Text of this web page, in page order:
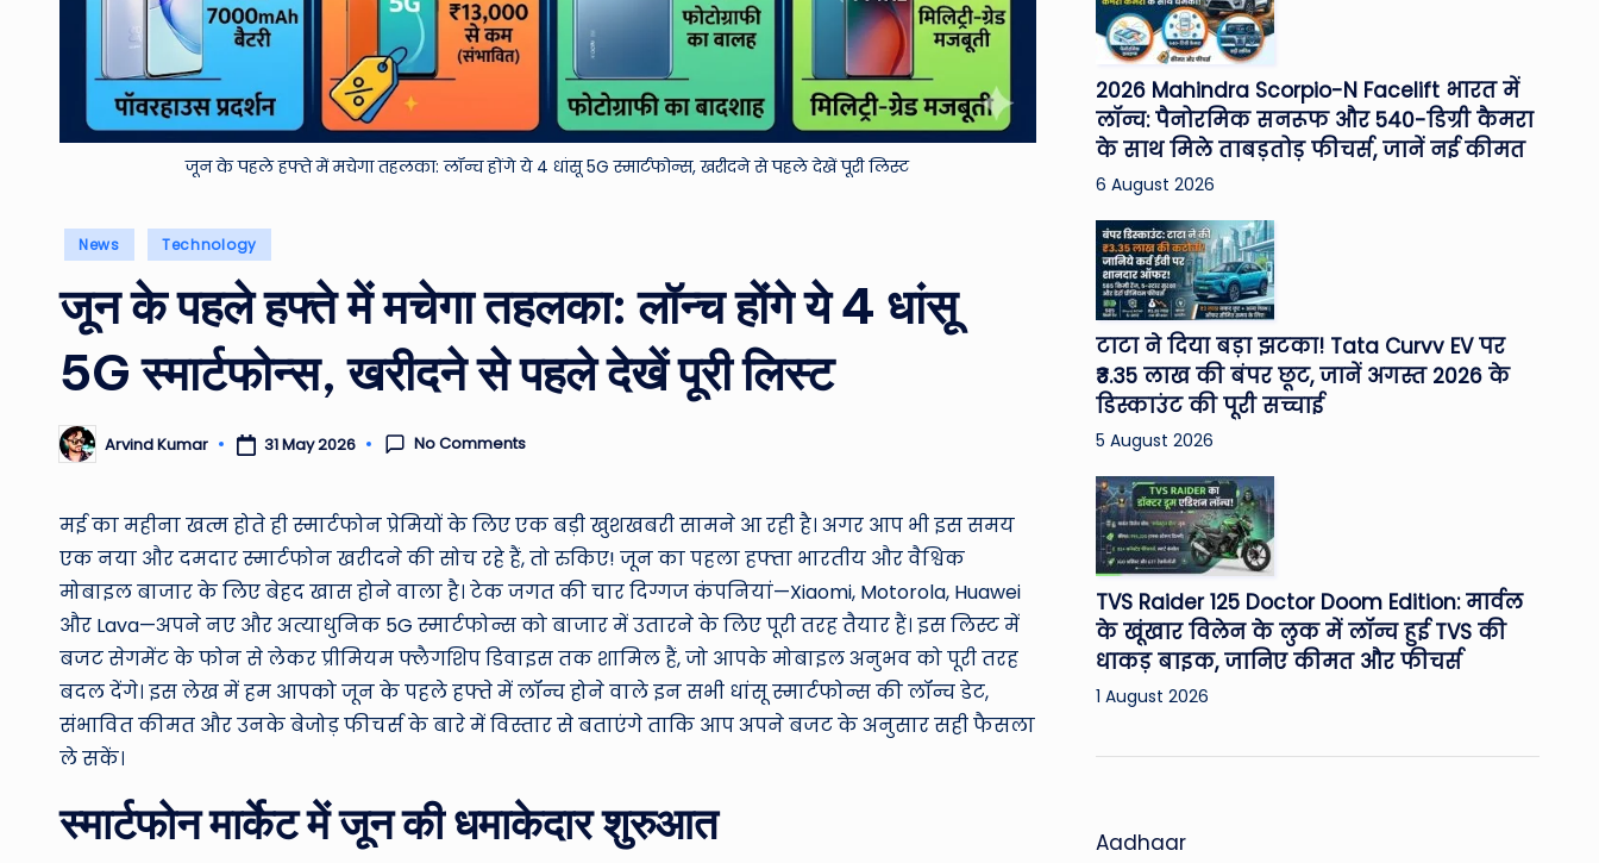
M
o
vi
N
w
ro
u
n
d
T
जून के पहले हफ्ते में मचेगा तहलका: लॉन्च होंगे ये 4 धांसू 5G स्मार्टफोन्स, खरीदने से पहले देखें पूरी लिस्ट
Posted
News Technology
जून के पहले हफ्ते में मचेगा तहलका: लॉन्च होंगे ये 4 धांसू
5G स्मार्टफोन्स, खरीदने से पहले देखें पूरी लिस्ट
Posted
by
Arvind Kumar 31 May 2026 No Comments
मई का महीना खत्म होते ही स्मार्टफोन प्रेमियों के लिए एक बड़ी खुशखबरी सामने आ रही है। अगर आप भी इस समय
एक नया और दमदार स्मार्टफोन खरीदने की सोच रहे हैं, तो रुकिए! जून का पहला हफ्ता भारतीय और वैश्विक
मोबाइल बाजार के लिए बेहद खास होने वाला है। टेक जगत की चार दिग्गज कंपनियां—Xiaomi, Motorola, Huawei
और Lava—अपने नए और अत्याधुनिक 5G स्मार्टफोन्स को बाजार में उतारने के लिए पूरी तरह तैयार हैं। इस लिस्ट में
बजट सेगमेंट के फोन से लेकर प्रीमियम फ्लैगशिप डिवाइस तक शामिल हैं, जो आपके मोबाइल अनुभव को पूरी तरह
बदल देंगे। इस लेख में हम आपको जून के पहले हफ्ते में लॉन्च होने वाले इन सभी धांसू स्मार्टफोन्स की लॉन्च डेट,
संभावित कीमत और उनके बेजोड़ फीचर्स के बारे में विस्तार से बताएंगे ताकि आप अपने बजट के अनुसार सही फैसला
ले सकें।
स्मार्टफोन मार्केट में जून की धमाकेदार शुरुआत
2026 Mahindra Scorpio-N Facelift भारत में
लॉन्च: पैनोरमिक सनरूफ और 540-डिग्री कैमरा
के साथ मिले ताबड़तोड़ फीचर्स, जानें नई कीमत
6 August 2026
टाटा ने दिया बड़ा झटका! Tata Curvv EV पर
₹3.35 लाख की बंपर छूट, जानें अगस्त 2026 के
डिस्काउंट की पूरी सच्चाई
5 August 2026
TVS Raider 125 Doctor Doom Edition: मार्वल
के खूंखार विलेन के लुक में लॉन्च हुई TVS की
धाकड़ बाइक, जानिए कीमत और फीचर्स
1 August 2026
Aadhaar